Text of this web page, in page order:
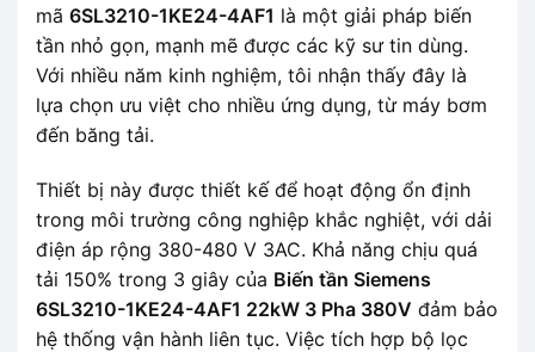
mã 6SL3210-1KE24-4AF1 là một giải pháp biến
tần nhỏ gọn, mạnh mẽ được các kỹ sư tin dùng.
Với nhiều năm kinh nghiệm, tôi nhận thấy đây là
lựa chọn ưu việt cho nhiều ứng dụng, từ máy bơm
đến băng tải.
Thiết bị này được thiết kế để hoạt động ổn định
trong môi trường công nghiệp khắc nghiệt, với dải
điện áp rộng 380-480 V 3AC. Khả năng chịu quá
tải 150% trong 3 giây của Biến tần Siemens
6SL3210-1KE24-4AF1 22kW 3 Pha 380V đảm bảo
hệ thống vận hành liên tục. Việc tích hợp bộ lọc